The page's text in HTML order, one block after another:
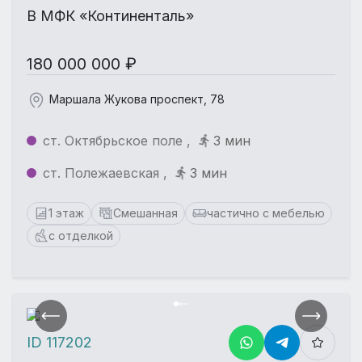
В МФК «Континенталь»
180 000 000 ₽
Маршала Жукова проспект, 78
ст. Октябрьское поле ,
3 мин
ст. Полежаевская ,
3 мин
1 этаж Смешанная
частично с мебелью
с отделкой
ID 117202